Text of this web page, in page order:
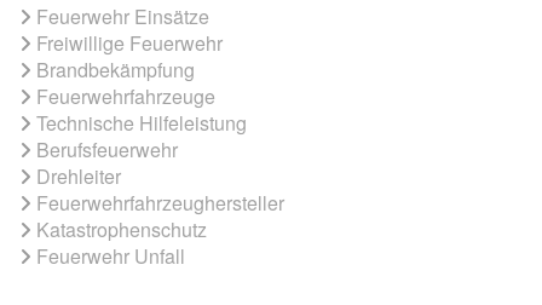
Feuerwehr Einsätze
Freiwillige Feuerwehr
Brandbekämpfung
Feuerwehrfahrzeuge
Technische Hilfeleistung
Berufsfeuerwehr
Drehleiter
Feuerwehrfahrzeughersteller
Katastrophenschutz
Feuerwehr Unfall